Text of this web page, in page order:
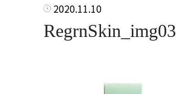
2020.11.10
RegrnSkin_img03